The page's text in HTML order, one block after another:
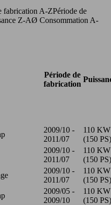
fabrication A-ZPériode de
Z-AØ Consommation A-
Période de
fabrication
2009/10 -
2011/07
110 KW
(150 PS)
2009/10 -
2011/07
110 KW
(150 PS)
2009/10 -
2011/07
110 KW
(150 PS)
2009/05 -
2009/10
110 KW
(150 PS)